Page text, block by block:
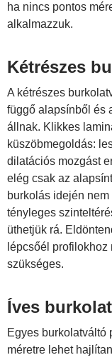
ha nincs pontos
alkalmazzuk.
Kétrészes
A kétrészes
függő alapsínből és
állnak. Klikkes
küszöbmegoldás:
dilatációs mozgást
elég csak az
burkolás idején
tényleges
üthetjük rá.
lépcsőél
szükséges.
Íves
Egyes burkolatváltó
méretre lehet